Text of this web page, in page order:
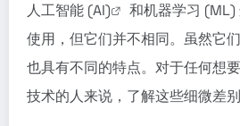
人工智能 (AI)
和机器学习 (ML)
使用，但它们并不相同。虽然它
也具有不同的特点。对于任何想
技术的人来说，了解这些细微差别